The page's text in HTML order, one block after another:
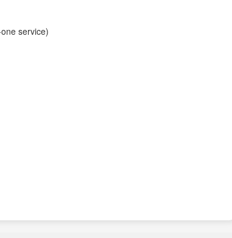
service)